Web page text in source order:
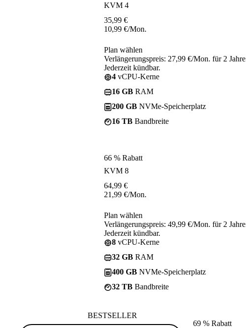
KVM 4
35,99 €
10,99 €/Mon.
Plan wählen
Verlängerungspreis: 27,99 €/Mon. für 2
Jederzeit kündbar.
4 vCPU-Kerne
16 GB RAM
200 GB NVMe-Speicherplatz
16 TB Bandbreite
66 % Rabatt
KVM 8
64,99 €
21,99 €/Mon.
Plan wählen
Verlängerungspreis: 49,99 €/Mon. für 2
Jederzeit kündbar.
8 vCPU-Kerne
32 GB RAM
400 GB NVMe-Speicherplatz
32 TB Bandbreite
BESTSELLER
69 % Rabatt